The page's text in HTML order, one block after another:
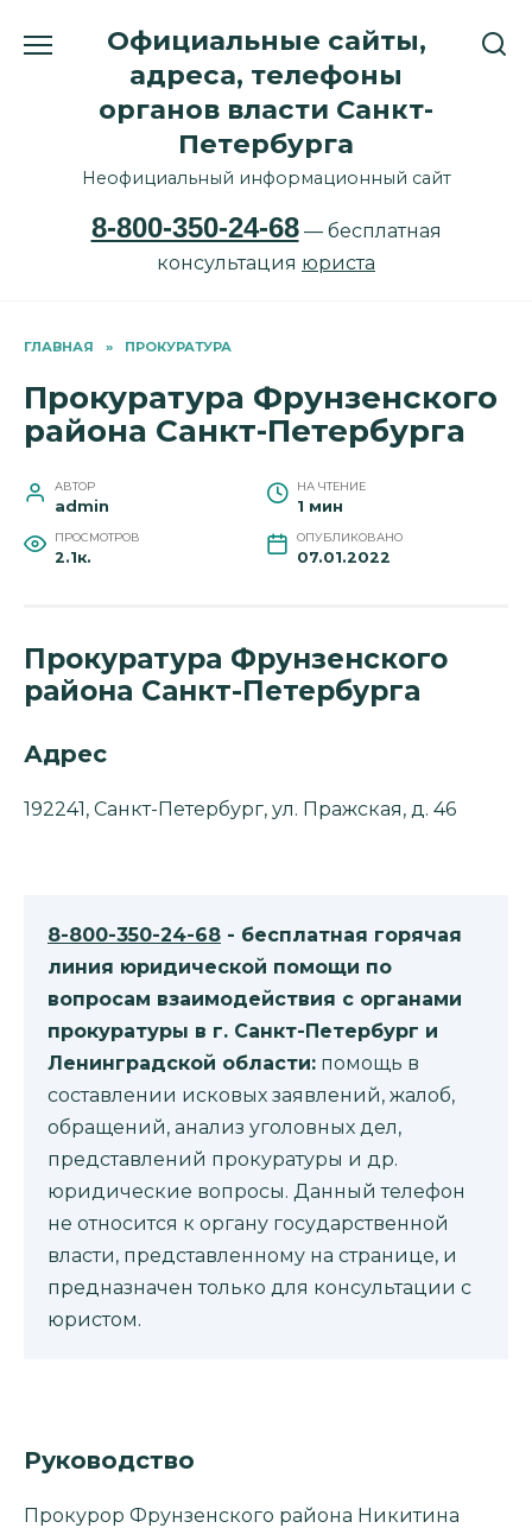
Официальные сайты,
адреса, телефоны
органов власти Санкт-
Петербурга
Неофициальный информационный сайт
8-800-350-24-68— бесплатная
консультация юриста
ГЛАВНАЯ » ПРОКУРАТУРА
Прокуратура Фрунзенского
района Санкт-Петербурга
АВТОР
admin
НА ЧТЕНИЕ
1 мин
ПРОСМОТРОВ
2.1к.
ОПУБЛИКОВАНО
07.01.2022
Прокуратура Фрунзенского
района Санкт-Петербурга
Адрес
192241, Санкт-Петербург, ул. Пражская, д. 46
8-800-350-24-68 - бесплатная горячая
линия юридической помощи по
вопросам взаимодействия с органами
прокуратуры в г. Санкт-Петербург и
Ленинградской области: помощь в
составлении исковых заявлений, жалоб,
обращений, анализ уголовных дел,
представлений прокуратуры и др.
юридические вопросы. Данный телефон
не относится к органу государственной
власти, представленному на странице, и
предназначен только для консультации с
юристом.
Руководство
Прокурор Фрунзенского района Никитина